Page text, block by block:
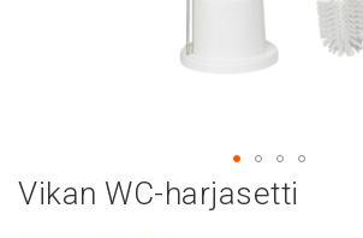
Vikan WC-harjasetti
Skip